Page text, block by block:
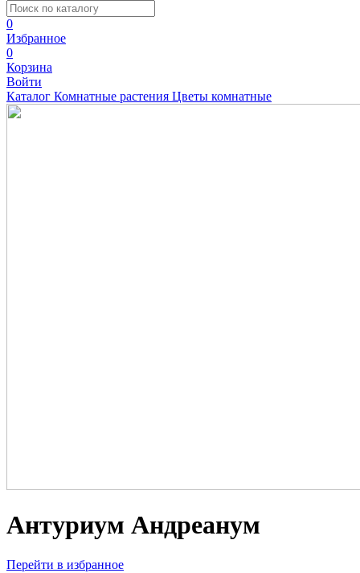
0
Избранное
0
Корзина
Войти
Каталог Комнатные растения Цветы комнатные
Антуриум Андреанум
Перейти в избранное